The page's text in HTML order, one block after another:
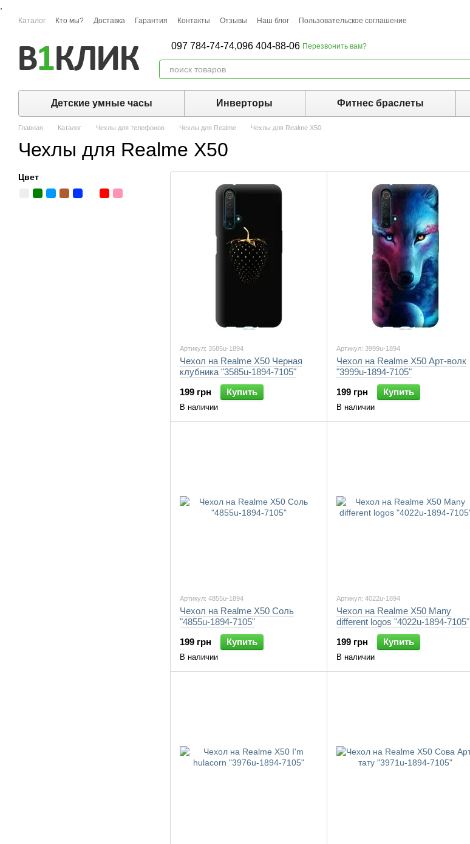
Перейти к основному контенту
Каталог Кто мы? Доставка Гарантия Контакты Отзывы Наш блог Пользовательское соглашение
097 784-74-74,096 404-88-06 Перезвонить вам?
Детские умные часы Инверторы Фитнес браслеты
Главная Каталог Чехлы для телефонов Чехлы для Realme Чехлы для Realme X50
Чехлы для Realme X50
Артикул: 3585u-1894
Чехол на Realme X50 Черная
клубника "3585u-1894-7105"
199 грн
Купить
В наличии
Артикул: 3999u-1894
Чехол на Realme X50 Арт-волк
"3999u-1894-7105"
199 грн
Купить
В наличии
Артикул: 4855u-1894
Чехол на Realme X50 Соль
"4855u-1894-7105"
199 грн
Купить
В наличии
Артикул: 4022u-1894
Чехол на Realme X50 Many
different logos "4022u-1894-7105"
199 грн
Купить
В наличии
Цвет